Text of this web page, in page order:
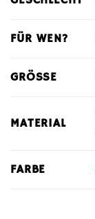
FÜR WEN?
GRÖSSE
MATERIAL
FARBE